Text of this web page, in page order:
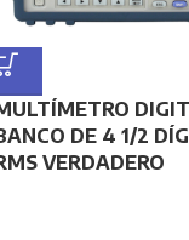
DE 4 1/2
VERDADERO